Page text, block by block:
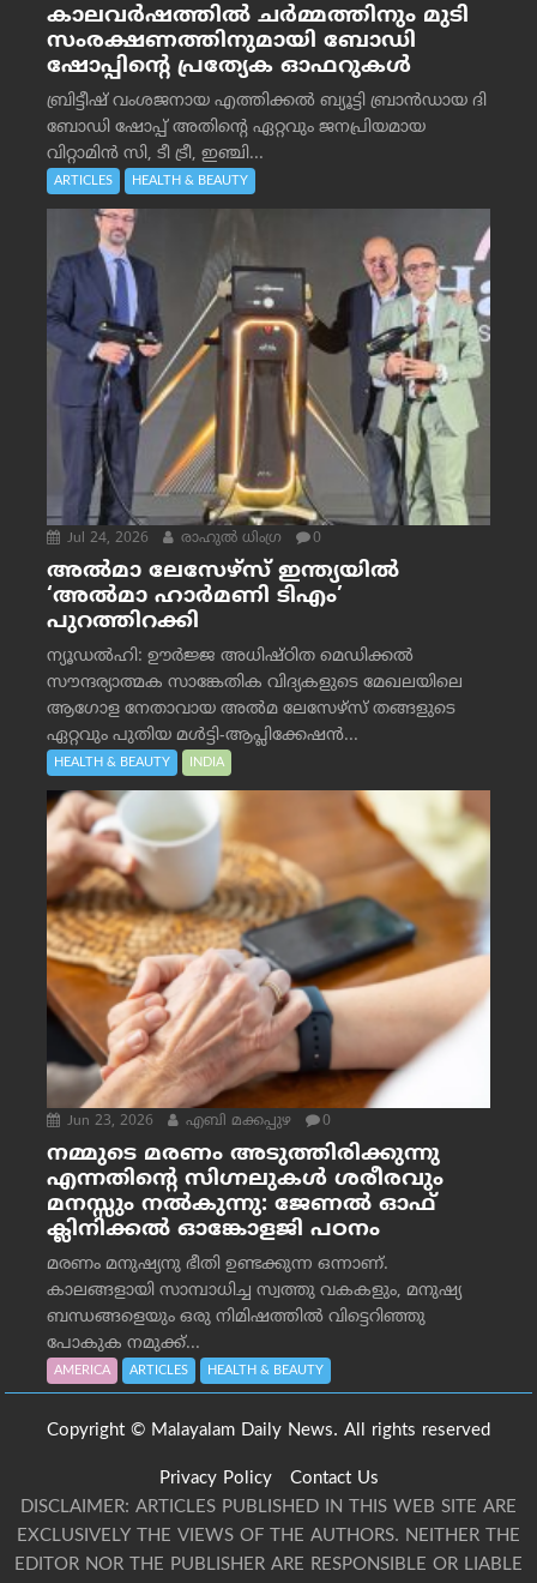
കാലവർഷത്തിൽ ചർമ്മത്തിനും മുടി
സംരക്ഷണത്തിനുമായി ബോഡി
ഷോപ്പിന്റെ പ്രത്യേക ഓഫറുകൾ
ബ്രിട്ടീഷ് വംശജനായ എത്തിക്കൽ ബ്യൂട്ടി ബ്രാൻഡായ ദി
ബോഡി ഷോപ്പ് അതിന്റെ ഏറ്റവും ജനപ്രിയമായ
വിറ്റാമിൻ സി, ടീ ട്രീ, ഇഞ്ചി...
ARTICLES HEALTH & BEAUTY
Jul 24, 2026 രാഹുല്‍ ധിംഗ്ര 0
അൽമാ ലേസേഴ്സ് ഇന്ത്യയിൽ
‘അൽമാ ഹാർമണി ടിഎം’
പുറത്തിറക്കി
ന്യൂഡൽഹി: ഊർജ്ജ അധിഷ്ഠിത മെഡിക്കൽ
സൗന്ദര്യാത്മക സാങ്കേതിക വിദ്യകളുടെ മേഖലയിലെ
ആഗോള നേതാവായ അൽമ ലേസേഴ്സ് തങ്ങളുടെ
ഏറ്റവും പുതിയ മൾട്ടി-ആപ്ലിക്കേഷൻ...
HEALTH & BEAUTY INDIA
Jun 23, 2026 എബി മക്കപ്പുഴ 0
നമ്മുടെ മരണം അടുത്തിരിക്കുന്നു
എന്നതിന്റെ സിഗ്നലുകൾ ശരീരവും
മനസ്സും നല്‍കുന്നു: ജേണല്‍ ഓഫ്
ക്ലിനിക്കല്‍ ഓങ്കോളജി പഠനം
മരണം മനുഷ്യനു ഭീതി ഉണ്ടക്കുന്ന ഒന്നാണ്.
കാലങ്ങളായി സാമ്പാധിച്ച സ്വത്തു വകകളും, മനുഷ്യ
ബന്ധങ്ങളെയും ഒരു നിമിഷത്തിൽ വിട്ടെറിഞ്ഞു
പോകുക നമുക്ക്...
AMERICA ARTICLES HEALTH & BEAUTY
Copyright © Malayalam Daily News. All rights reserved
Privacy Policy
Contact Us
DISCLAIMER: ARTICLES PUBLISHED IN THIS WEB SITE ARE
EXCLUSIVELY THE VIEWS OF THE AUTHORS. NEITHER THE
EDITOR NOR THE PUBLISHER ARE RESPONSIBLE OR LIABLE